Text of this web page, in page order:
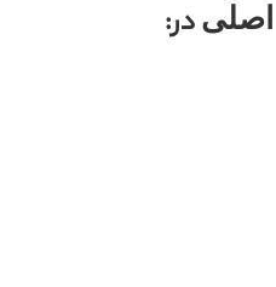
در: